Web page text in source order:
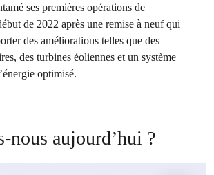
ses premières opérations de
de 2022 après une remise à neuf qui
des améliorations telles que des
des turbines éoliennes et un système
optimisé.
nous aujourd’hui ?